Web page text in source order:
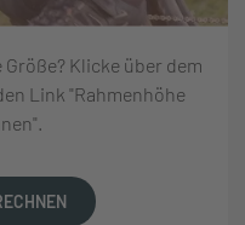
Klicke über dem
Link "Rahmenhöhe